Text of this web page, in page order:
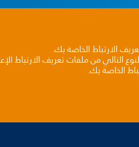
الارتباط الخاصة بك.
التالي من ملفات تعريف الارتباط
الخاصة بك.